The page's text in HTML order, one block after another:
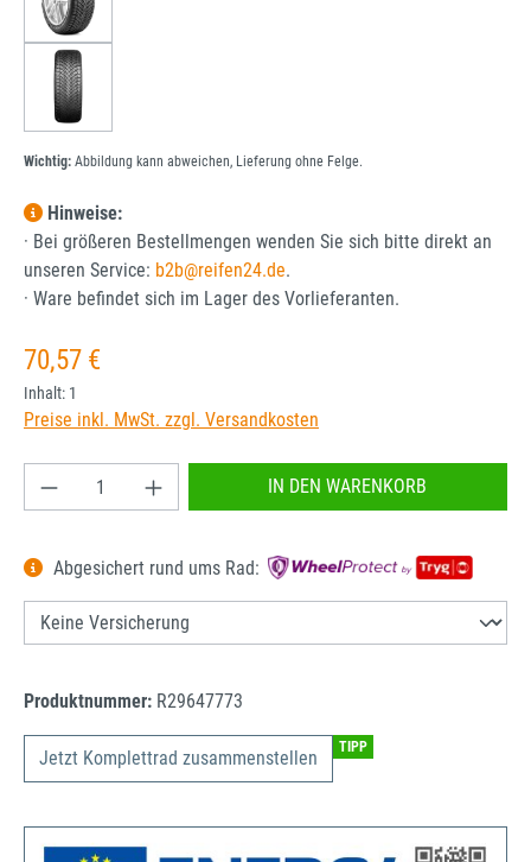
Wichtig: Abbildung kann abweichen, Lieferung ohne Felge.
Hinweise:
· Bei größeren Bestellmengen wenden Sie sich bitte direkt an
unseren Service: b2b@reifen24.de.
· Ware befindet sich im Lager des Vorlieferanten.
Regulärer Preis:
70,57 €
Inhalt: 1
Preise inkl. MwSt. zzgl. Versandkosten
Produkt Anzahl: Gib den gewünschten Wert
IN DEN WARENKORB
Abgesichert rund ums Rad:
Produktnummer: R29647773
Jetzt Komplettrad zusammenstellen TIPP